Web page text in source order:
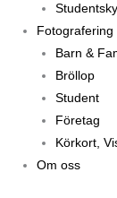
Fotografering
Barn &
Bröllop
Student
Företag
Körkort,
Om oss